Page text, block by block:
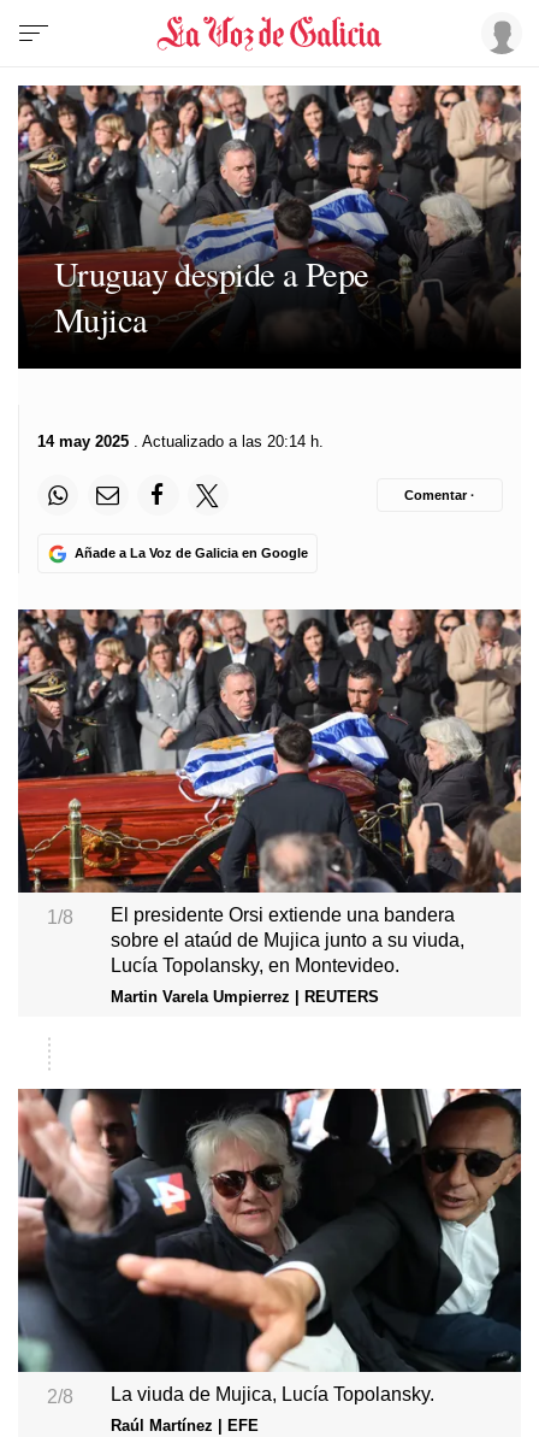
Uruguay despide a Pepe
Mujica
14 may 2025 . Actualizado a las 20:14 h.
Añade a La Voz de Galicia en Google
Comentar ·
1/8
El presidente Orsi extiende una bandera
sobre el ataúd de Mujica junto a su viuda,
Lucía Topolansky, en Montevideo.
Martin Varela Umpierrez | REUTERS
2/8 La viuda de Mujica, Lucía Topolansky.
Raúl Martínez | EFE